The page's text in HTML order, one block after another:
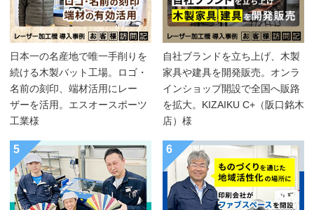
日本一の名産地で唯一手削りを
続ける木製バット工場。ロゴ・
名前の刻印、端材活用にレー
ザーを活用。エスオースポーツ
工業様
自社ブランドを立ち上げ、木製
家具や建具を開発販売。オンラ
インショップ開設で全国へ販路
を拡大。KIZAIKU C+（阪口銘木
店）様
5 6